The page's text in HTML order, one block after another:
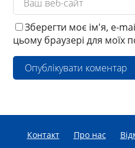
Зберегти моє ім'я, e-
цьому браузері для моїх
Контакт Про нас